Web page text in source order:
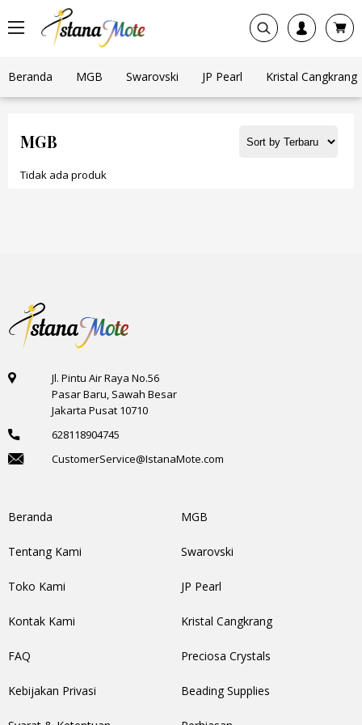
Beranda MGB Swarovski JP Pearl Kristal Cangkrang
MGB
Tidak ada produk
Jl. Pintu Air Raya No.56
Pasar Baru, Sawah Besar
Jakarta Pusat 10710
628118904745
CustomerService@IstanaMote.com
Beranda
Tentang Kami
Toko Kami
Kontak Kami
FAQ
Kebijakan Privasi
MGB
Swarovski
JP Pearl
Kristal Cangkrang
Preciosa Crystals
Beading Supplies